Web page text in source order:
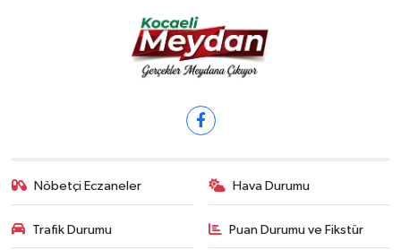
Nöbetçi Eczaneler Hava Durumu
Trafik Durumu Puan Durumu ve Fikstür